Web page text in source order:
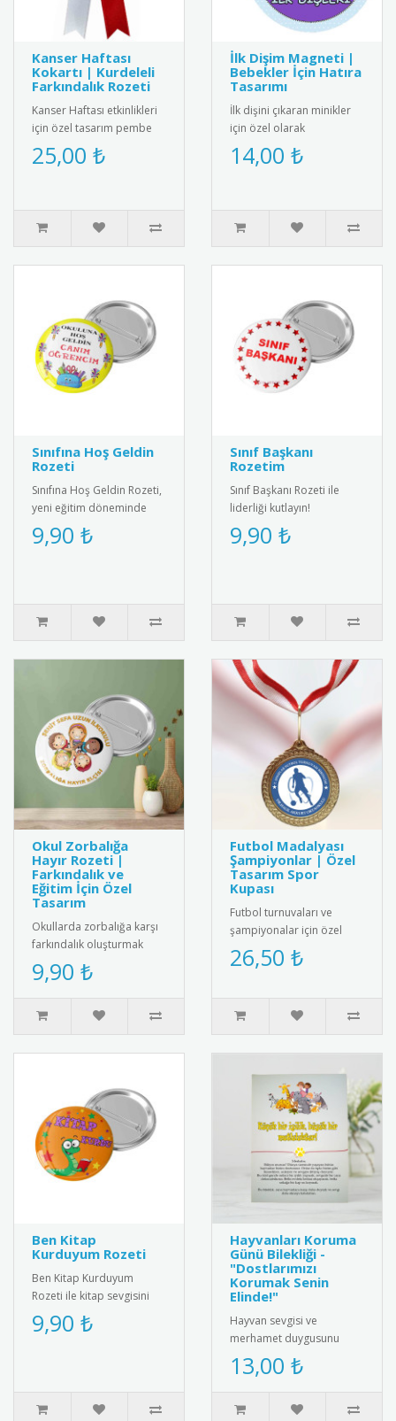
Kanser Haftası
Kokartı | Kurdeleli
Farkındalık Rozeti
Kanser Haftası etkinlikleri
için özel tasarım pembe
kurdeleli kokart. Yüksek
kalite metal malzemeden..
25,00 ₺
İlk Dişim Magneti |
Bebekler İçin Hatıra
Tasarımı
İlk dişini çıkaran minikler
için özel olarak
tasarlanmış bebek
magneti. Diş buğdayı
14,00 ₺
Sınıfına Hoş Geldin
Rozeti
Sınıfına Hoş Geldin Rozeti,
yeni eğitim döneminde
öğrencileri motive eden
özel bir karşılama rozetid..
9,90 ₺
Sınıf Başkanı
Rozetim
Sınıf Başkanı Rozeti ile
liderliği kutlayın!
Öğrenciler için özel
tasarım, şık ve anlamlı bir
9,90 ₺
Okul Zorbalığa
Hayır Rozeti |
Farkındalık ve
Eğitim İçin Özel
Tasarım
Okullarda zorbalığa karşı
farkındalık oluşturmak
amacıyla tasarlanmış
“Zorbalığa Hayır” temalı
rozet..
9,90 ₺
Futbol Madalyası
Şampiyonlar | Özel
Tasarım Spor
Kupası
Futbol turnuvaları ve
şampiyonalar için özel
tasarım futbol madalyası.
Kaliteli metal malzemeden
26,50 ₺
Ben Kitap
Kurduyum Rozeti
Ben Kitap Kurduyum
Rozeti ile kitap sevgisini
teşvik edin! Öğrencilere ve
kitap tutkunlarına özel ta..
9,90 ₺
Hayvanları Koruma
Günü Bilekliği -
"Dostlarımızı
Korumak Senin
Elinde!"
Hayvan sevgisi ve
merhamet duygusunu
pekiştirmek için
tasarlanmış özel bir
hediye kartı ve bileklik ..
13,00 ₺